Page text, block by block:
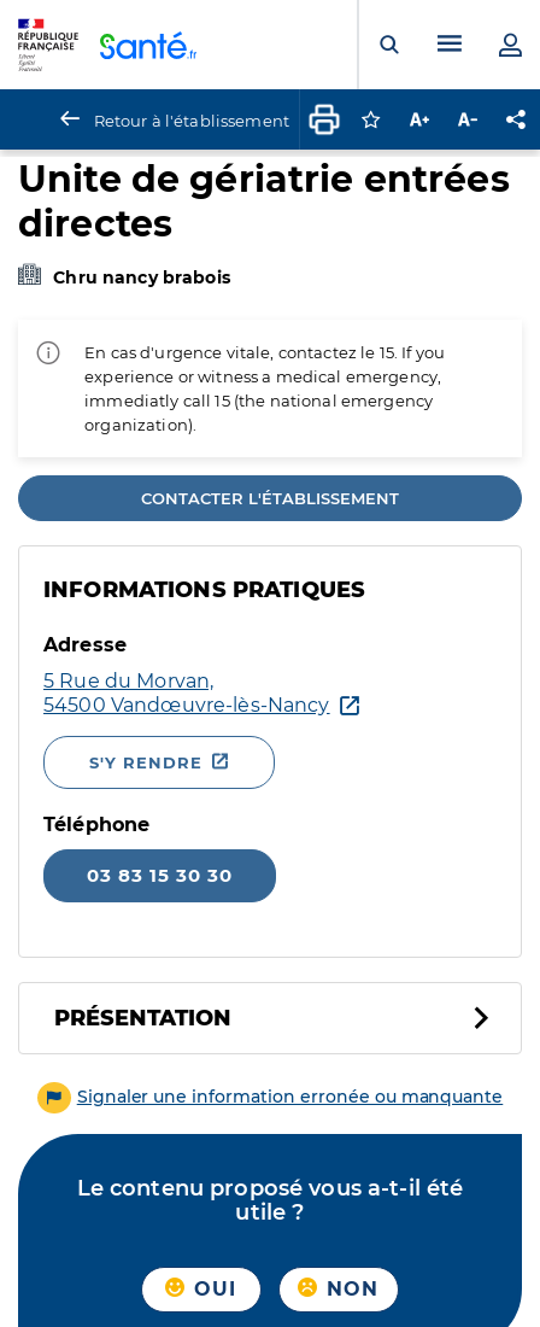
Ouvrir laMenu
Retour à l'établissement Connectez-vous
Augmenter la
Unite de gériatrie entrées
directes
Chru nancy brabois
En cas d'urgence vitale, contactez le 15. If you
experience or witness a medical emergency,
immediatly call 15 (the national emergency
organization).
CONTACTER L'ÉTABLISSEMENT
INFORMATIONS PRATIQUES
Adresse
5 Rue du Morvan,
54500 Vandœuvre-lès-Nancy
S'Y RENDRE
Téléphone
03 83 15 30 30
PRÉSENTATION
Signaler une information erronée ou manquante
Le contenu proposé vous a-t-il été
utile ?
OUI NON